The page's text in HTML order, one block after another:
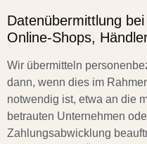
Datenübermittlung
Online-Shops,
Wir übermitteln
dann, wenn dies im
notwendig ist, etwa an die
betrauten Unternehmen
Zahlungsabwicklung